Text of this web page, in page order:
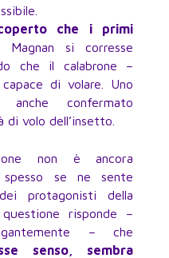
che i primi
, Magnan si corresse
che il calabrone –
di volare. Uno
confermato
volo dell’insetto.
non è ancora
se ne sente
protagonisti della
risponde –
– che
senso, sembra